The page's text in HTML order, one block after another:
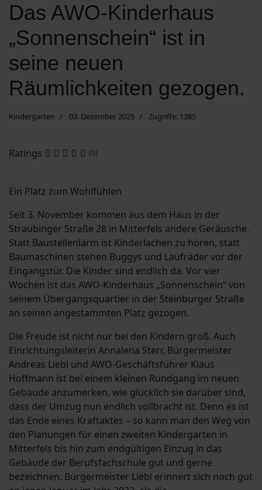
Das AWO-Kinderhaus
„Sonnenschein“ ist in
seine neuen
Räumlichkeiten gezogen.
Kindergarten 03. Dezember 2025 Zugriffe: 1385
Ratings (0)
Ein Platz zum Wohlfühlen
Seit 3. November kommen aus dem Haus in der
Straubinger Straße 28 in Mitterfels andere Geräusche.
Statt Baustellenlärm ist Kinderlachen zu hören, statt
Baumaschinen stehen Buggys und Laufräder vor der
Eingangstür. Die Kinder sind endlich da. Vor vier
Wochen ist das AWO-Kinderhaus „Sonnenschein“ von
seinem Übergangsquartier in der Steinburger Straße
an seinen angestammten Platz gezogen.
Die Freude ist nicht nur bei den Kindern groß. Auch
Einrichtungsleiterin Annalena Sterr, Bürgermeister
Andreas Liebl und AWO-Geschäftsführer Klaus
Hoffmann ist bei einem kleinen Rundgang im neuen
Gebäude anzumerken, wie glücklich sie darüber sind,
dass der Umzug nun endlich vollbracht ist. Denn es ist
das Ende eines Kraftaktes – so kann man den Weg von
den Planungen für einen zweiten Kindergarten in
Mitterfels bis hin zum endgültigen Einzug in das
Gebäude der Berufsfachschule gut und gerne
bezeichnen. Bürgermeister Liebl erinnert sich noch gut